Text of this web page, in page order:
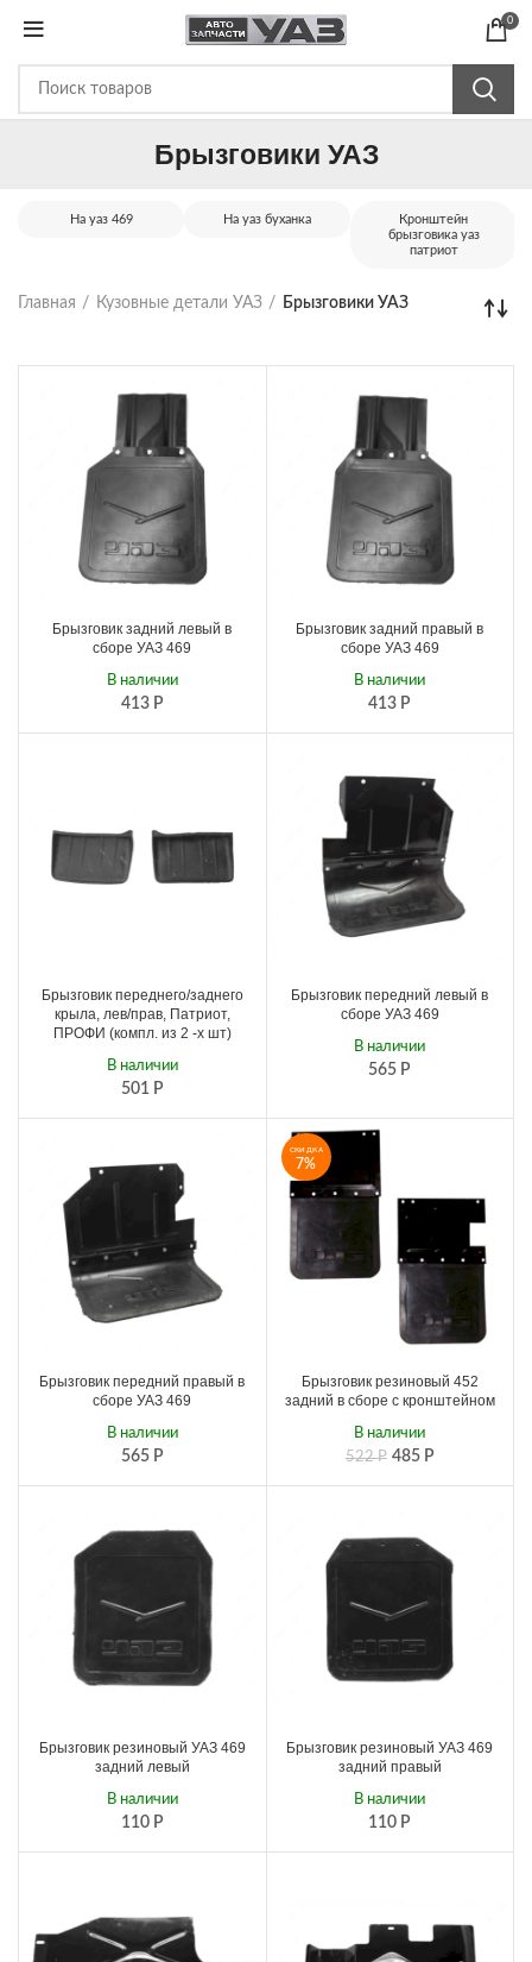
0
Брызговики УАЗ
На уаз 469 На уаз буханка
Кронштейн
брызговика уаз
патриот
Главная Кузовные детали УАЗ Брызговики УАЗ
Брызговик задний левый в
сборе УАЗ 469
413 Р
В наличии
Брызговик задний правый в
сборе УАЗ 469
413 Р
В наличии
Брызговик переднего/заднего
крыла, лев/прав, Патриот,
ПРОФИ (компл. из 2 -х шт)
501 Р
В наличии
Брызговик передний левый в
сборе УАЗ 469
565 Р
В наличии
Брызговик передний правый в
сборе УАЗ 469
565 Р
В наличии
СКИДКА
7%
Брызговик резиновый 452
задний в сборе с кронштейном
522Р 485 Р
В наличии
Брызговик резиновый УАЗ 469
задний левый
110 Р
В наличии
Брызговик резиновый УАЗ 469
задний правый
110 Р
В наличии